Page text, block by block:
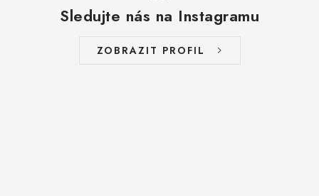
Sledujte nás na Instagramu
ZOBRAZIT PROFIL